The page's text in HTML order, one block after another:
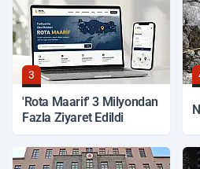
3
'Rota Maarif' 3 Milyondan
Fazla Ziyaret Edildi